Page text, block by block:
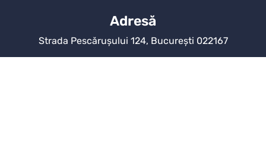
Adresă
Strada Pescărușului 124, București 022167